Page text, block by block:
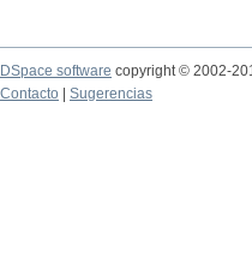
DSpace software copyright © 2002-
Contacto
Sugerencias